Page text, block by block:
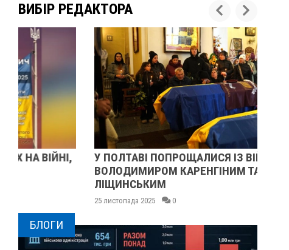
ВИБІР РЕДАКТОРА
У ПОЛТАВІ ПОПРОЩАЛИСЯ ІЗ ВІЙСЬКОВИМИ
ВОЛОДИМИРОМ КАРЕНГІНИМ ТА ОЛЕГОМ
0
БЛОГИ